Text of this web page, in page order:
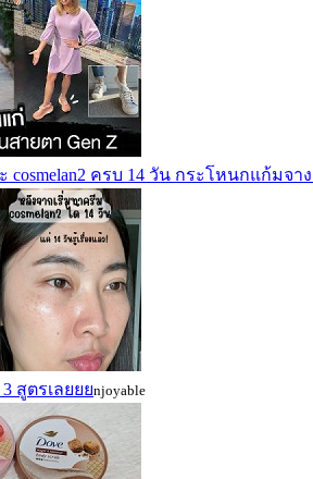
cosmelan2 ครบ 14 วัน กระโหนกแก้มจ
สูตรเลยยยnjoyable